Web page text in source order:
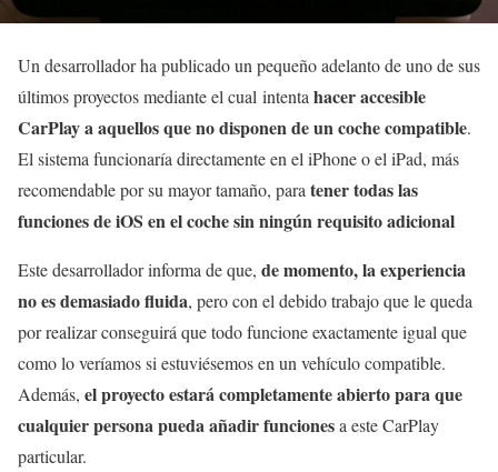
Un desarrollador ha publicado un pequeño adelanto de uno de sus
últimos proyectos mediante el cual intenta hacer accesible
CarPlay a aquellos que no disponen de un coche compatible.
El sistema funcionaría directamente en el iPhone o el iPad, más
recomendable por su mayor tamaño, para tener todas las
funciones de iOS en el coche sin ningún requisito adicional
Este desarrollador informa de que, de momento, la experiencia
no es demasiado fluida, pero con el debido trabajo que le queda
por realizar conseguirá que todo funcione exactamente igual que
como lo veríamos si estuviésemos en un vehículo compatible.
Además, el proyecto estará completamente abierto para que
cualquier persona pueda añadir funcionesa este CarPlay
particular.